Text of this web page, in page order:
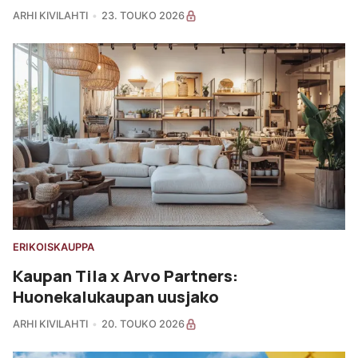
ARHI KIVILAHTI 23. TOUKO 2026
ERIKOISKAUPPA
Kaupan Tila x Arvo Partners:
Huonekalukaupan uusjako
ARHI KIVILAHTI 20. TOUKO 2026